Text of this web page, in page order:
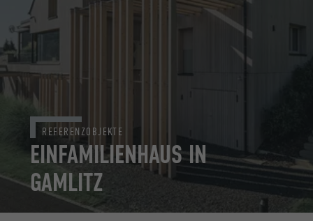
EINFAMILIENHAUS IN
GAMLITZ
REFERENZOBJEKTE